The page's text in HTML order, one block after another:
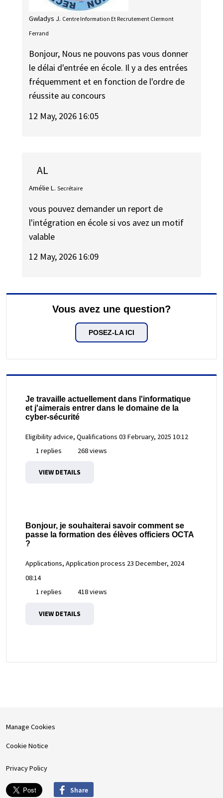
Gwladys J. Centre Information Et Recrutement Clermont
Ferrand
Bonjour, Nous ne pouvons pas vous donner
le délai d'entrée en école. Il y a des entrées
fréquemment et en fonction de l'ordre de
réussite au concours
12 May, 2026 16:05
AL
Amélie L. Secrétaire
vous pouvez demander un report de
l'intégration en école si vos avez un motif
valable
12 May, 2026 16:09
Vous avez une question?
POSEZ-LA ICI
Je travaille actuellement dans l'informatique
et j'aimerais entrer dans le domaine de la
cyber-sécurité
Eligibility advice, Qualifications 03 February, 2025 10:12
1 replies
268 views
VIEW DETAILS
Bonjour, je souhaiterai savoir comment se
passe la formation des élèves officiers OCTA
?
Applications, Application process 23 December, 2024
08:14
1 replies
418 views
VIEW DETAILS
Manage Cookies
Cookie Notice
Privacy Policy
Share